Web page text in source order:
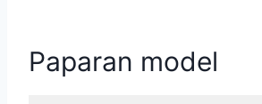
Paparan model